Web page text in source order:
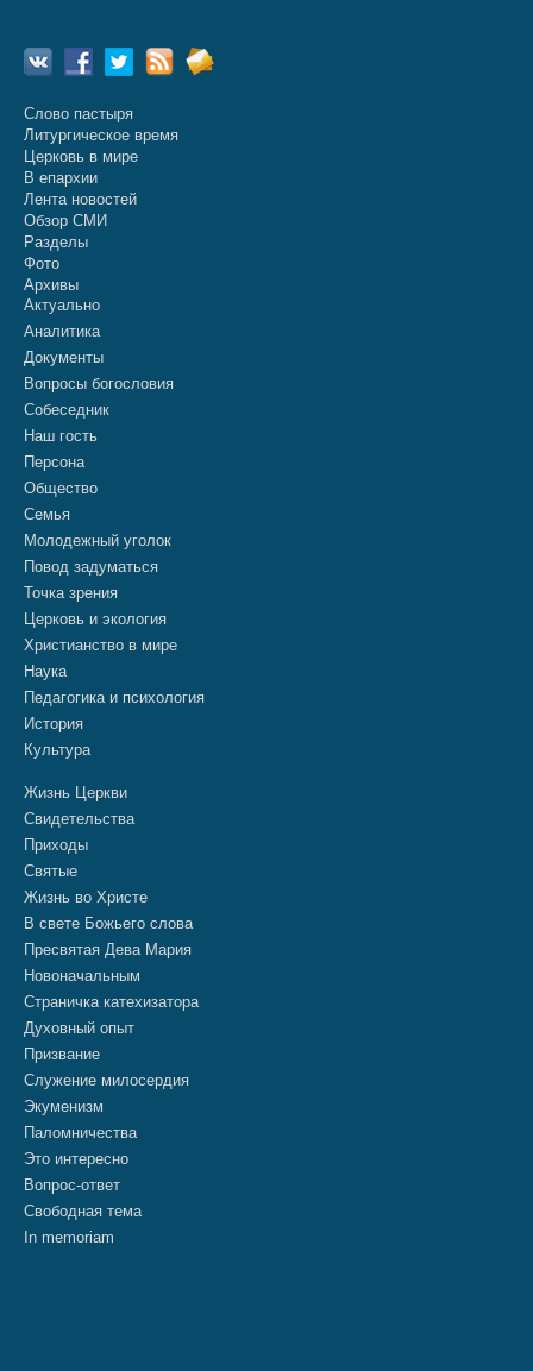
Слово пастыря
Литургическое время
Церковь в мире
В епархии
Лента новостей
Обзор СМИ
Разделы
Фото
Архивы
Актуально
Аналитика
Документы
Вопросы богословия
Собеседник
Наш гость
Персона
Общество
Семья
Молодежный уголок
Повод задуматься
Точка зрения
Церковь и экология
Христианство в мире
Наука
Педагогика и психология
История
Культура
Жизнь Церкви
Свидетельства
Приходы
Святые
Жизнь во Христе
В свете Божьего слова
Пресвятая Дева Мария
Новоначальным
Страничка катехизатора
Духовный опыт
Призвание
Служение милосердия
Экуменизм
Паломничества
Это интересно
Вопрос-ответ
Свободная тема
In memoriam